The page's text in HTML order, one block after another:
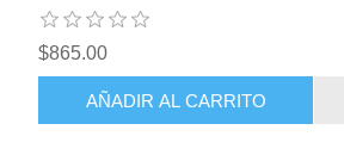
$865.00
AÑADIR AL CARRITO